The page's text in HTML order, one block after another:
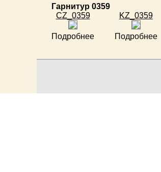
Гарнитур 0359
CZ_0359
Подробнее
KZ_0359
Подробнее